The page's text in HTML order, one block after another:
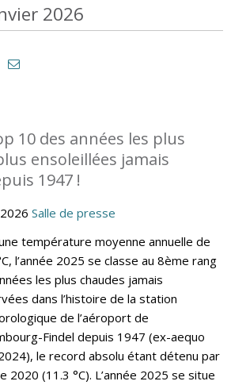
2026
10 des années les plus
ensoleillées jamais
1947 !
Salle de presse
température moyenne annuelle de
l’année 2025 se classe au 8ème rang
les plus chaudes jamais
dans l’histoire de la station
de l’aéroport de
Findel depuis 1947 (ex-aequo
le record absolu étant détenu par
2020 (11.3 °C). L’année 2025 se situe